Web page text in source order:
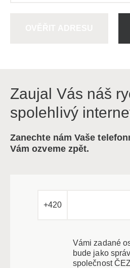
Zaujal Vás náš
spolehlivý
Zanechte nám Vaše
Vám ozveme zpět.
+420
Vámi zadané
bude jako
společnost